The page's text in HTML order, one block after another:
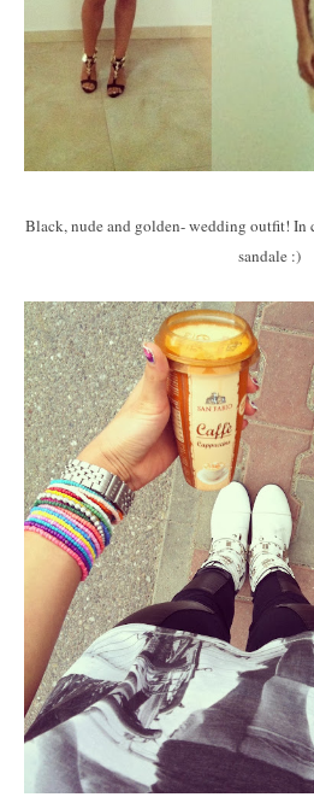
Black, nude and golden- wedding outfit! In
sandale :)